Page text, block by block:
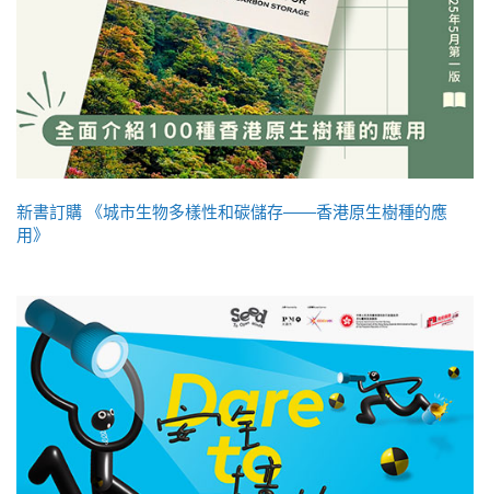
新書訂購 《城市生物多樣性和碳儲存——香港原生樹種的應
用》